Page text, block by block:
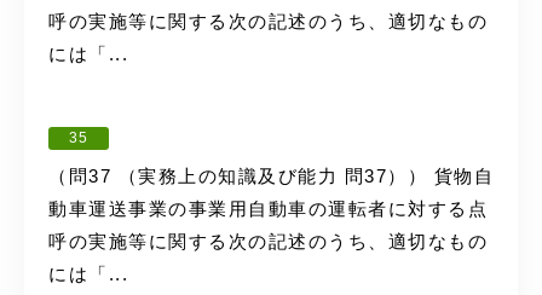
呼の実施等に関する次の記述のうち、適切なもの
には「...
35
（問37 （実務上の知識及び能力 問37）） 貨物自
動車運送事業の事業用自動車の運転者に対する点
呼の実施等に関する次の記述のうち、適切なもの
には「...